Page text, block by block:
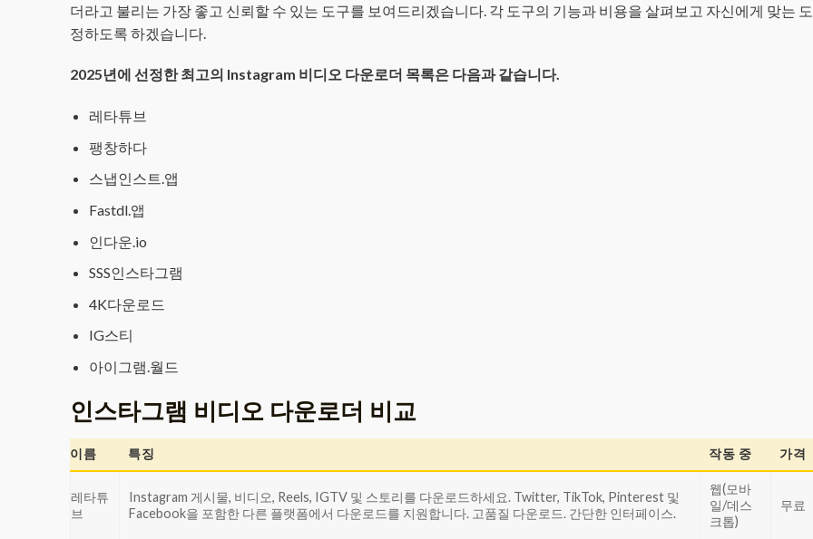
더라고 불리는 가장 좋고 신뢰할 수 있는 도구를 보여드리겠습니다. 각 도구의 기능과 비용을 살펴보고 자신에게 맞는
정하도록 하겠습니다.
2025년에 선정한 최고의 Instagram 비디오 다운로더 목록은 다음과 같습니다.
레타튜브
팽창하다
스냅인스트.앱
Fastdl.앱
인다운.io
SSS인스타그램
4K다운로드
IG스티
아이그램.월드
인스타그램 비디오 다운로더 비교
이름 특징 작동 중 가격
레타튜
브
Instagram 게시물, 비디오, Reels, IGTV 및 스토리를 다운로드하세요. Twitter, TikTok, Pinterest 및
Facebook을 포함한 다른 플랫폼에서 다운로드를 지원합니다. 고품질 다운로드. 간단한 인터페이스.
웹(모바
일/데스
크톱)
무료